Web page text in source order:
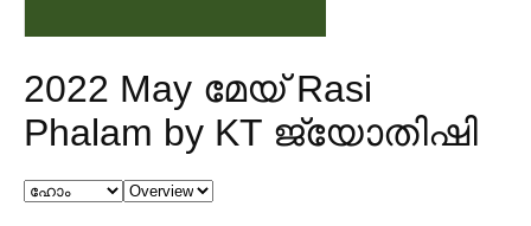
2022 May മേയ് Rasi
Phalam by KT ജ്യോതിഷി